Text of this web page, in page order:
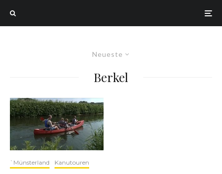
Neueste
Berkel
`Münsterland Kanutouren